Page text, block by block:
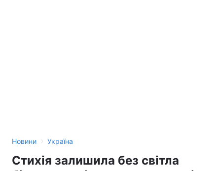
Новини › Україна
Стихія залишила без світла